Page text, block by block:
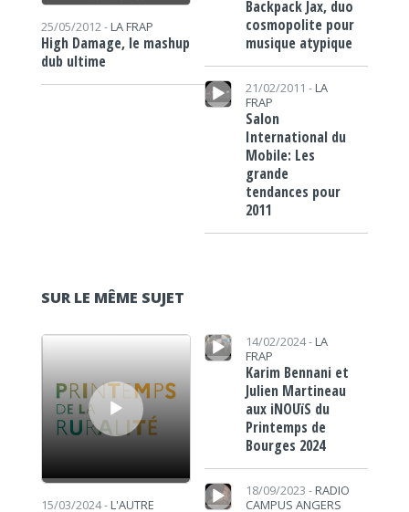
25/05/2012 - LA FRAP
High Damage, le mashup
dub ultime
Backpack Jax, duo
cosmopolite pour
musique atypique
Lecteur audio
21/02/2011 - LA
FRAP
Salon
International du
Mobile: Les
grande
tendances pour
2011
SUR LE MÊME SUJET
Lecteur audio
15/03/2024 - L'AUTRE
Lecteur audio 14/02/2024 - LA
FRAP
Karim Bennani et
Julien Martineau
aux iNOUïS du
Printemps de
Bourges 2024
Lecteur audio
18/09/2023 - RADIO
CAMPUS ANGERS